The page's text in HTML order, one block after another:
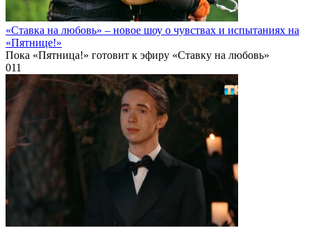
«Ставка на любовь» – новое шоу о чувствах и испытаниях на
«Пятнице!»
Пока «Пятница!» готовит к эфиру «Ставку на любовь»
011